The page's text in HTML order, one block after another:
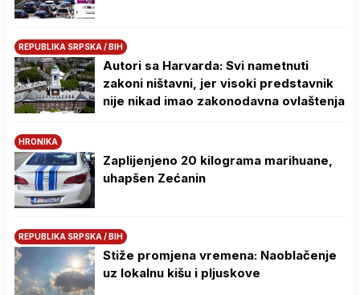
REPUBLIKA SRPSKA / BIH
Autori sa Harvarda: Svi nametnuti
zakoni ništavni, jer visoki predstavnik
nije nikad imao zakonodavna ovlaštenja
HRONIKA
Zaplijenjeno 20 kilograma marihuane,
uhapšen Zećanin
REPUBLIKA SRPSKA / BIH
Stiže promjena vremena: Naoblačenje
uz lokalnu kišu i pljuskove